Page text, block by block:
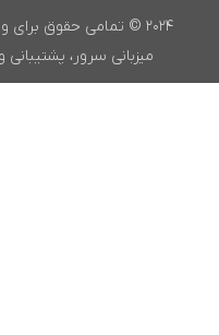
۲۰۲۴ © تمامی حقوق برای وب سایت مثبت خودرو محفوظ است.
میزبانی سرور،